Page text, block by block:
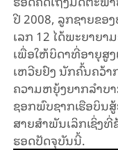
ປີ 2008, ລູກ​ຊາຍ​ຂອ
ເລກ 12 ໄດ້​ພະ​ຍາ​ຍ
ເພື່ອໃຫ້​ບິ​ດາ​ທີ່​ອາ​ຍຸ​ສູ
ເຫວີຍ​ຢົງ ນັກ​ຄົ້ນ​ຄວ້າ​​
ຄວາມ​ຫຍຸ້ງ​ຍາກ​ລຳ​ບ
ຊອກພົບ​ຊາກ​ເຮືອ​ບິນ​ສູ້​
ສາຍ​ສຳ​ພັນເລິກ​ເຊິ່ງ​
ຮອດ​ປັດ​ຈຸ​ບັນ​ນີ້.